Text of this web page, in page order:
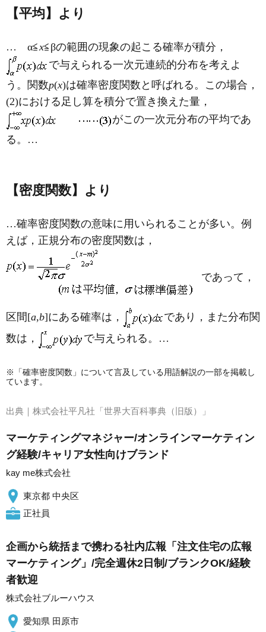
【平均】より
… α≦x≦βの範囲の現象の起こる確率が積分，
で与えられる一次元連続的分布を考えよ
う。関数p(x)は確率密度関数と呼ばれる。この場合，
(2)における足し算を積分で置き換えた量，
がこの一次元分布の平均であ
る。…
【密度関数】より
…確率密度関数の意味に用いられることが多い。例
えば，正規分布の密度関数は，
であって，
区間[a,b]にある確率は，
であり，また分布関
数は，
で与えられる。…
※「確率密度関数」について言及している用語解説の一部を掲載し
ています。
出典｜ 株式会社平凡社「世界大百科事典（旧版）」
マーケティングマネジャー/オンラインマーケティン
グ経験/キャリア女性向けブランド
kay me株式会社
東京都 中央区
正社員
企画から統括まで携わる社内広報「注文住宅の広報
マーケティング」/完全週休2日制/ブランクOK/経験
者歓迎
株式会社ブルーハウス
愛知県 田原市